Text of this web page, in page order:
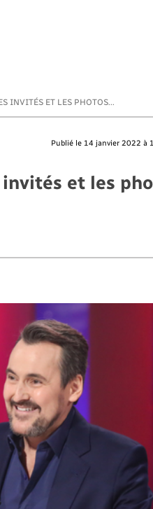
INVITÉS ET LES PHOTOS...
Publié le 14 janvier 2022 à
invités et les